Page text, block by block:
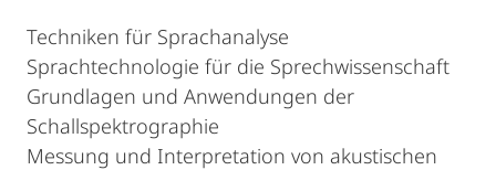
Techniken für Sprachanalyse
Sprachtechnologie für die Sprechwissenschaft
Grundlagen und Anwendungen der
Schallspektrographie
Messung und Interpretation von akustischen